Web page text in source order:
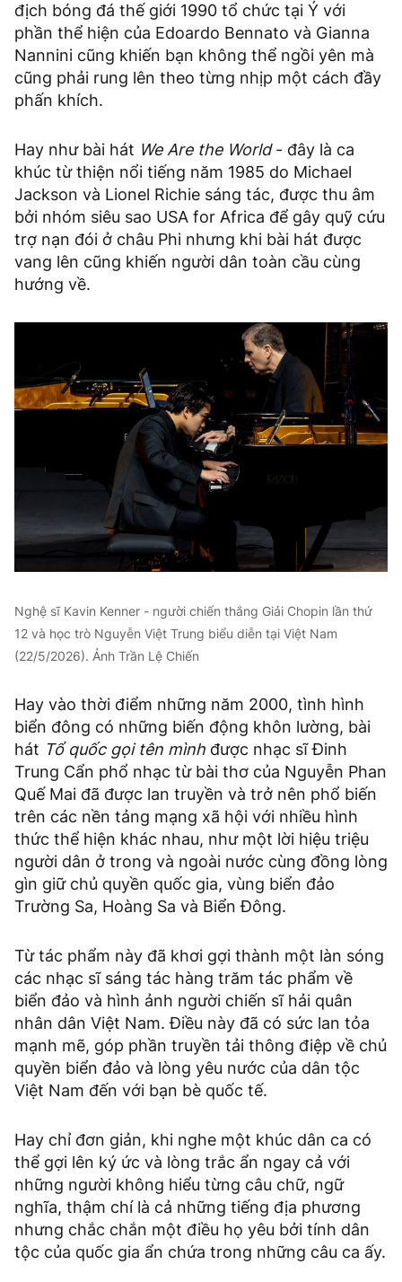
địch bóng đá thế giới 1990 tổ chức tại Ý với
phần thể hiện của Edoardo Bennato và Gianna
Nannini cũng khiến bạn không thể ngồi yên mà
cũng phải rung lên theo từng nhịp một cách đầy
phấn khích.
Hay như bài hát We Are the World- đây là ca
khúc từ thiện nổi tiếng năm 1985 do Michael
Jackson và Lionel Richie sáng tác, được thu âm
bởi nhóm siêu sao USA for Africa để gây quỹ cứu
trợ nạn đói ở châu Phi nhưng khi bài hát được
vang lên cũng khiến người dân toàn cầu cùng
hướng về.
Nghệ sĩ Kavin Kenner - người chiến thắng Giải Chopin lần thứ
12 và học trò Nguyễn Việt Trung biểu diễn tại Việt Nam
(22/5/2026). Ảnh Trần Lệ Chiến
Hay vào thời điểm những năm 2000, tình hình
biển đông có những biến động khôn lường, bài
hát Tổ quốc gọi tên mình được nhạc sĩ Đinh
Trung Cẩn phổ nhạc từ bài thơ của Nguyễn Phan
Quế Mai đã được lan truyền và trở nên phổ biến
trên các nền tảng mạng xã hội với nhiều hình
thức thể hiện khác nhau, như một lời hiệu triệu
người dân ở trong và ngoài nước cùng đồng lòng
gìn giữ chủ quyền quốc gia, vùng biển đảo
Trường Sa, Hoàng Sa và Biển Đông.
Từ tác phẩm này đã khơi gợi thành một làn sóng
các nhạc sĩ sáng tác hàng trăm tác phẩm về
biển đảo và hình ảnh người chiến sĩ hải quân
nhân dân Việt Nam. Điều này đã có sức lan tỏa
mạnh mẽ, góp phần truyền tải thông điệp về chủ
quyền biển đảo và lòng yêu nước của dân tộc
Việt Nam đến với bạn bè quốc tế.
Hay chỉ đơn giản, khi nghe một khúc dân ca có
thể gợi lên ký ức và lòng trắc ẩn ngay cả với
những người không hiểu từng câu chữ, ngữ
nghĩa, thậm chí là cả những tiếng địa phương
nhưng chắc chắn một điều họ yêu bởi tính dân
tộc của quốc gia ẩn chứa trong những câu ca ấy.